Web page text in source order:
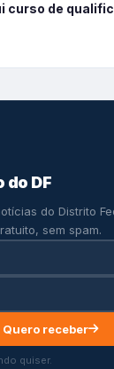
curso de
do DF
do Distrito
sem spam.
Quero receber
quiser.